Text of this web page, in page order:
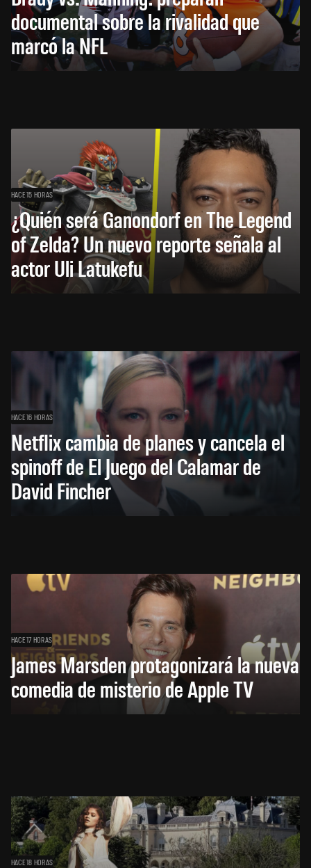
documental sobre la rivalidad que
marcó la NFL
HACE 15 HORAS
¿Quién será Ganondorf en The Legend
of Zelda? Un nuevo reporte señala al
actor Uli Latukefu
HACE 16 HORAS
Netflix cambia de planes y cancela el
spinoff de El Juego del Calamar de
David Fincher
HACE 17 HORAS
James Marsden protagonizará la nueva
comedia de misterio de Apple TV
HACE 18 HORAS